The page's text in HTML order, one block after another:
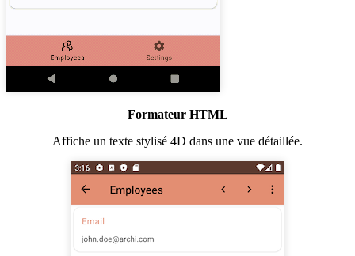
Formateur HTML
Affiche un texte stylisé 4D dans une vue détaillée.